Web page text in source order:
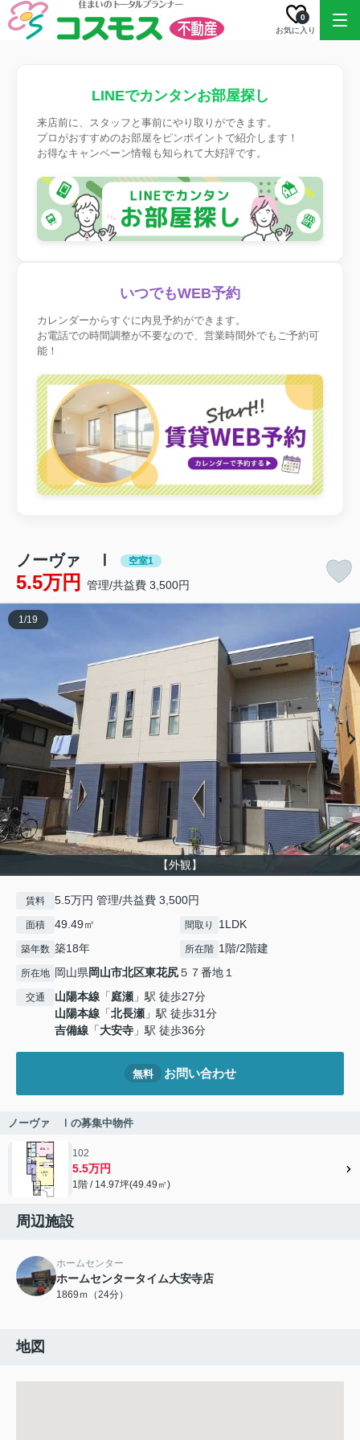
お気に入り
0
LINEでカンタンお部屋探し
来店前に、スタッフと事前にやり取りができます。
プロがおすすめのお部屋をピンポイントで紹介します！
お得なキャンペーン情報も知られて大好評です。
いつでもWEB予約
カレンダーからすぐに内見予約ができます。
お電話での時間調整が不要なので、営業時間外でもご予約可
能！
ノーヴァ Ⅰ 空室1
5.5万円 管理/共益費 3,500円
【外観】
1/19
賃料 5.5万円 管理/共益費 3,500円
面積 49.49㎡ 間取り 1LDK
築年数 築18年 所在階 1階/2階建
所在地 岡山県岡山市北区東花尻５７番地１
交通 山陽本線 「庭瀬 」駅 徒歩27分
山陽本線 「北長瀬 」駅 徒歩31分
吉備線 「大安寺 」駅 徒歩36分
無料 お問い合わせ
ノーヴァ Ⅰの募集中物件
102
5.5万円
1階 / 14.97坪(49.49㎡)
周辺施設
ホームセンター
ホームセンタータイム大安寺店
1869ｍ（24分）
地図